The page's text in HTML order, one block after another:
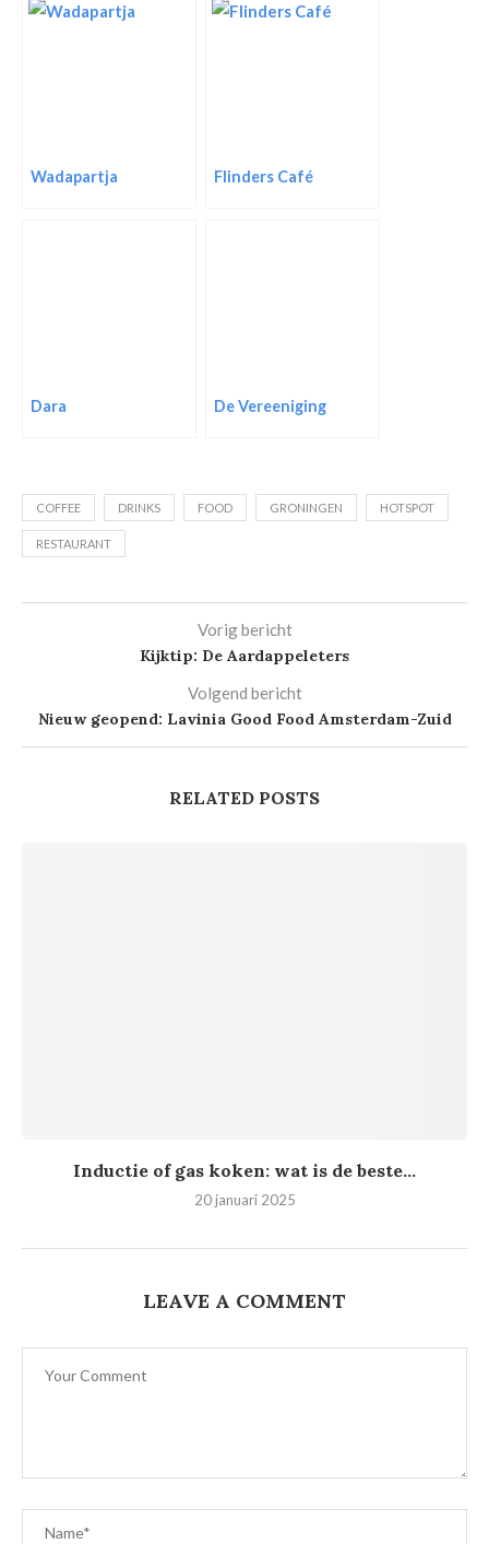
Wadapartja Flinders Café
Dara De Vereeniging
COFFEE DRINKS FOOD GRONINGEN HOTSPOT
RESTAURANT
Vorig bericht
Kijktip: De Aardappeleters
Volgend bericht
Nieuw geopend: Lavinia Good Food Amsterdam-Zuid
RELATED POSTS
Inductie of gas koken: wat is de beste...
20 januari 2025
LEAVE A COMMENT